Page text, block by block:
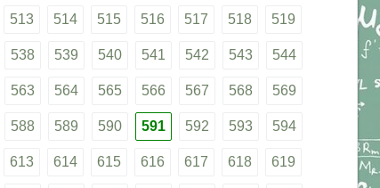
513 514 515 516 517 518 519
538 539 540 541 542 543 544
563 564 565 566 567 568 569
588 589 590 591 592 593 594
613 614 615 616 617 618 619